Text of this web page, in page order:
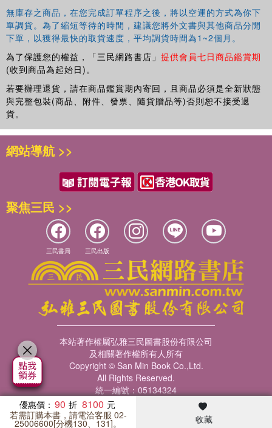
無庫存之商品，在您完成訂單程序之後，將以空運的方式為你下
單調貨。為了縮短等待的時間，建議您將外文書與其他商品分開
下單，以獲得最快的取貨速度，平均調貨時間為1~2個月。
為了保護您的權益，「三民網路書店」 提供會員七日商品鑑賞期
(收到商品為起始日)。
若要辦理退貨，請在商品鑑賞期內寄回，且商品必須是全新狀態
與完整包裝(商品、附件、發票、隨貨贈品等)否則恕不接受退
貨。
優惠價： 90 8100
若需訂購本書，請電洽客服 02-
25006600[分機130、131]。 收藏
暢銷榜 客服中心 瀏覽紀錄
網站導航 >>
聚焦三民 >>
三民書局 三民出版
本站著作權屬弘雅三民圖書股份有限公司
及相關著作權所有人所有
Copyright © San Min Book Co.,Ltd.
All Rights Reserved.
統一編號：05134324